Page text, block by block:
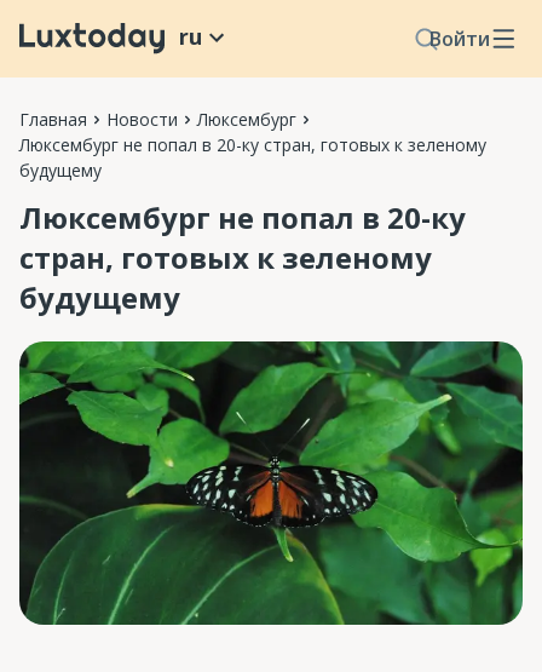
Войти
ru
Главная Новости
Люксембург
Люксембург не попал в 20-ку стран, готовых к зеленому
будущему
Люксембург не попал в 20-ку
стран, готовых к зеленому
будущему